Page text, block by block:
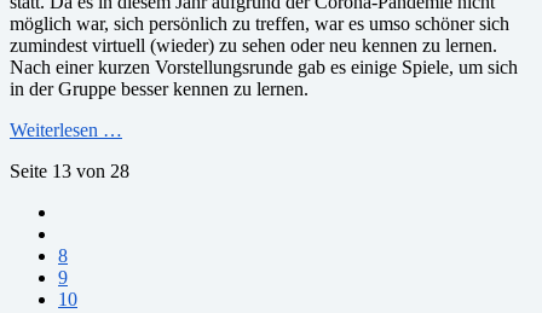
möglich war, sich persönlich zu treffen, war es umso schöner sich
zumindest virtuell (wieder) zu sehen oder neu kennen zu lernen.
Nach einer kurzen Vorstellungsrunde gab es einige Spiele, um sich
in der Gruppe besser kennen zu lernen.
Weiterlesen …
Seite 13 von 28
8
9
10